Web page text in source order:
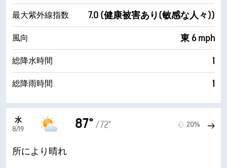
最大紫外線指数 7.0 (健康被害あり(敏感な人々))
風向 東 6 mph
総降水時間 1
総降雨時間 1
水
8/19
87° /72° 20%
所により晴れ